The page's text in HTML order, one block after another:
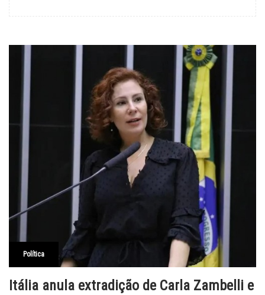
Política
Itália anula extradição de Carla Zambelli e